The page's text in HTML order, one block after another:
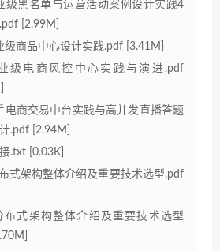
级黑名单与运营活动案例设计实践4
[2.99M]
级商品中心设计实践.pdf [3.41M]
级电商风控中心实践与演进.pdf
电商交易中台实践与高并发直播答题
.pdf [2.94M]
.txt [0.03K]
式架构整体介绍及重要技术选型.pdf
布式架构整体介绍及重要技术选型